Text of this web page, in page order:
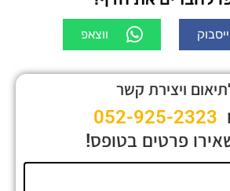
ווצאפ
ויצירת קשר
052-925-2323
פרטים בטופס!